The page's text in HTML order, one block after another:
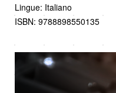
Lingue: Italiano
ISBN: 9788898550135